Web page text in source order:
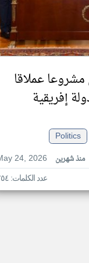
عملاقا
إفريقية
Politics
24, 2026
منذ شهرين
عدد الكلمات: ٢٥٤